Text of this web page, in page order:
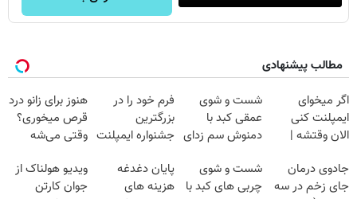
مطالب پیشنهادی
اگر میخوای
ایمپلنت کنی
الان وقتشه |
میلیون تومان!!!
شست و شوی
عمقی کبد با
دمنوش سم زدای
فرم خود را در
بزرگترین
جشنواره ایمپلنت
فقط ۲۵ میلیون
هنوز برای زانو درد
قرص میخوری؟
وقتی می‌شه
درمانش کرد؟؟؟؟
جادوی درمان
جای زخم در سه
شست و شوی
چربی های کبد با
پایان دغدغه
هزینه های
ویدیو هولناک از
جوان کارتن